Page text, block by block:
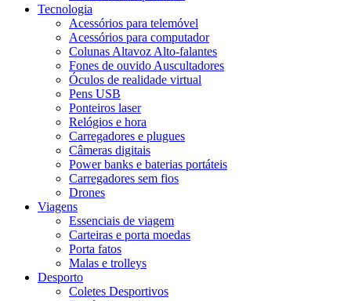
Tecnologia
Acessórios para telemóvel
Acessórios para computador
Colunas Altavoz Alto-falantes
Fones de ouvido Auscultadores
Óculos de realidade virtual
Pens USB
Ponteiros laser
Relógios e hora
Carregadores e plugues
Câmeras digitais
Power banks e baterias portáteis
Carregadores sem fios
Drones
Viagens
Essenciais de viagem
Carteiras e porta moedas
Porta fatos
Malas e trolleys
Desporto
Coletes Desportivos